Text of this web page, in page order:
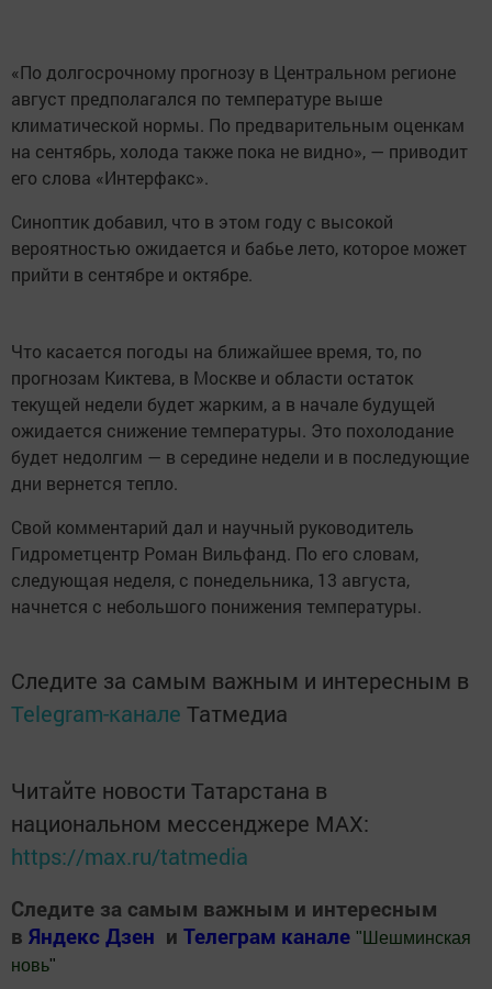
«По долгосрочному прогнозу в Центральном регионе
август предполагался по температуре выше
климатической нормы. По предварительным оценкам
на сентябрь, холода также пока не видно», — приводит
его слова «Интерфакс».
Синоптик добавил, что в этом году с высокой
вероятностью ожидается и бабье лето, которое может
прийти в сентябре и октябре.
Что касается погоды на ближайшее время, то, по
прогнозам Киктева, в Москве и области остаток
текущей недели будет жарким, а в начале будущей
ожидается снижение температуры. Это похолодание
будет недолгим — в середине недели и в последующие
дни вернется тепло.
Свой комментарий дал и научный руководитель
Гидрометцентр Роман Вильфанд. По его словам,
следующая неделя, с понедельника, 13 августа,
начнется с небольшого понижения температуры.
Следите за самым важным и интересным в
Telegram-канале Татмедиа
Читайте новости Татарстана в
национальном мессенджере MАХ:
https://max.ru/tatmedia
Следите за самым важным и интересным
в Яндекс Дзен и Телеграм канале " Шешминская
новь"